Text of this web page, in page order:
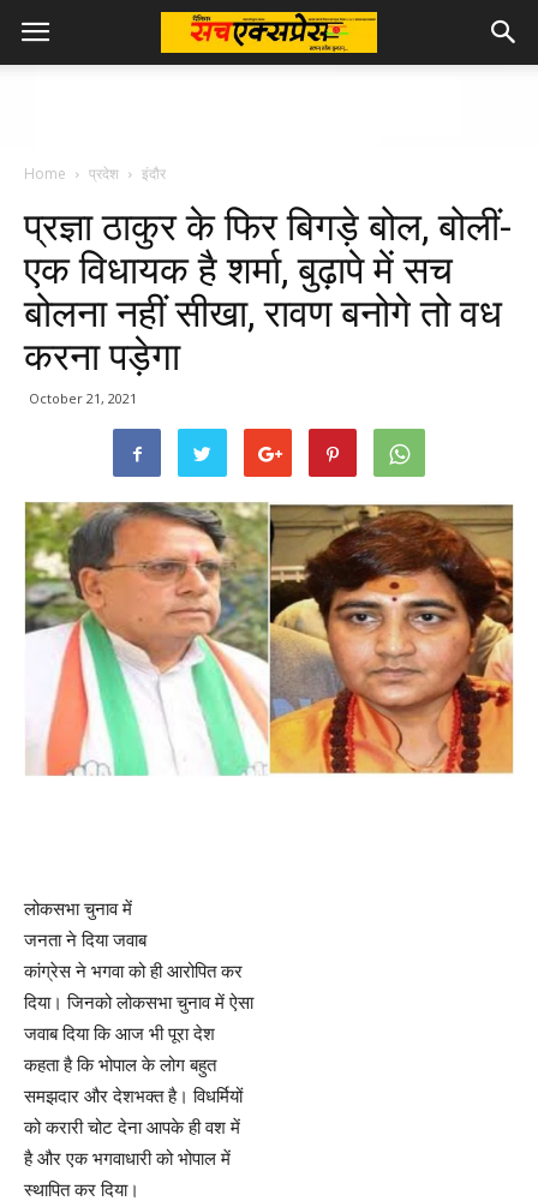
Home प्रदेश इंदौर
प्रज्ञा ठाकुर के फिर बिगड़े बोल, बोलीं-
एक विधायक है शर्मा, बुढ़ापे में सच
बोलना नहीं सीखा, रावण बनोगे तो वध
करना पड़ेगा
October 21, 2021
लोकसभा चुनाव में
जनता ने दिया जवाब
कांग्रेस ने भगवा को ही आरोपित कर
दिया। जिनको लोकसभा चुनाव में ऐसा
जवाब दिया कि आज भी पूरा देश
कहता है कि भोपाल के लोग बहुत
समझदार और देशभक्त है। विधर्मियों
को करारी चोट देना आपके ही वश में
है और एक भगवाधारी को भोपाल में
स्थापित कर दिया।